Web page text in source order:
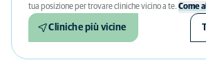
tua posizione per trovare cliniche vicino a te. Come
Cliniche più vicine